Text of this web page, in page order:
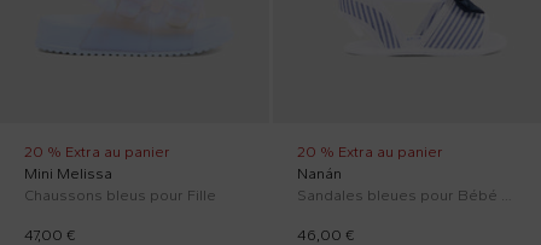
20 % Extra au panier
Mini Melissa
Chaussons bleus pour Fille
47,00 €
20 % Extra au panier
Nanán
Sandales bleues pour Bébé Fille avec nœud
46,00 €